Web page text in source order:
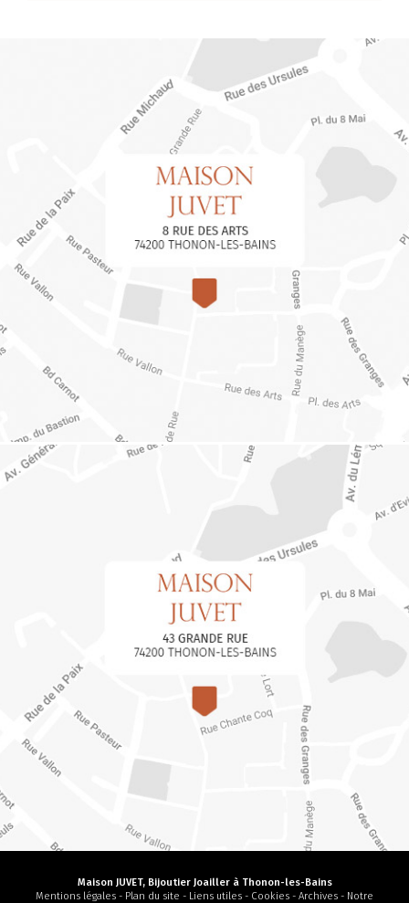
Maison JUVET, Bijoutier Joailler à Thonon-les-Bains
Mentions légales - Plan du site - Liens utiles - Cookies - Archives - Notre